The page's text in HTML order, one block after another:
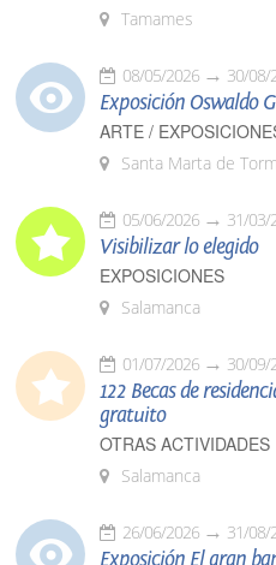
Tamames
08/05/2026 30/08/
Exposición Oswaldo
ARTE /
Santa Marta de
05/06/2026 31/03/
Visibilizar lo elegido
EXPOSICIONES
Salamanca
01/07/2026 30/09/
122 Becas de
gratuito
OTRAS ACTIVIDADES
Salamanca
26/06/2026 31/08/
Exposición El gran